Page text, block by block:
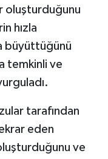
oluşturduğunu
hızla
büyüttüğünü
temkinli ve
tarafından
eden
ve